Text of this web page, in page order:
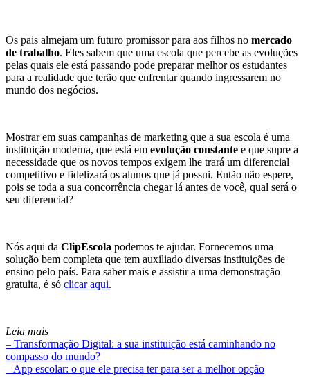
Os pais almejam um futuro promissor para aos filhos no mercado
de trabalho. Eles sabem que uma escola que percebe as evoluções
pelas quais ele está passando pode preparar melhor os estudantes
para a realidade que terão que enfrentar quando ingressarem no
mundo dos negócios.
Mostrar em suas campanhas de marketing que a sua escola é uma
instituição moderna, que está em evolução constante e que supre a
necessidade que os novos tempos exigem lhe trará um diferencial
competitivo e fidelizará os alunos que já possui. Então não espere,
pois se toda a sua concorrência chegar lá antes de você, qual será o
seu diferencial?
Nós aqui da ClipEscola podemos te ajudar. Fornecemos uma
solução bem completa que tem auxiliado diversas instituições de
ensino pelo país. Para saber mais e assistir a uma demonstração
gratuita, é só clicar aqui.
Leia mais
– Transformação Digital: a sua instituição está caminhando no
compasso do mundo?
– App escolar: o que ele precisa ter para ser a melhor opção